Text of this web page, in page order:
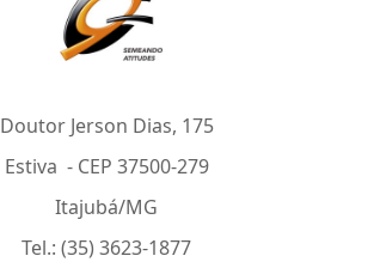
Doutor Jerson Dias, 175
Estiva - CEP 37500-279
Itajubá/MG
Tel.: (35) 3623-1877